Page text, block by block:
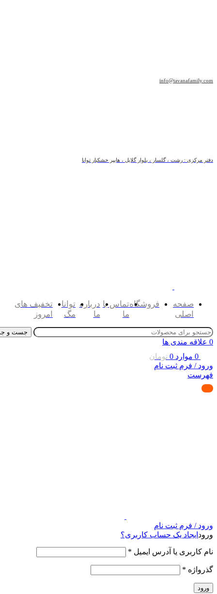
info@tavanafamily.com
دفتر مرکزی : رشت ، گلسار ، بلوار گلایل ، هایپر خشکبار توانا
صفحه
اصلی
فروشگاهتماس با
ما
درباره
ما
توانا
مگ
تخفیف های
امروز
جست و
0 علاقه مندی ها
0 موارد 0 تومان
ورود / فرم ثبت نام
فهرست
ورود / فرم ثبت نام
ورود ایجاد یک حساب کاربری؟
نام کاربری یا آدرس ایمیل *
گذرواژه *
ورود